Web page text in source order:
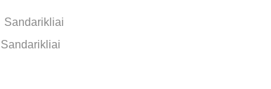
Sandarikliai
Sandarikliai